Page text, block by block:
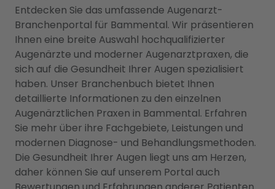
Entdecken Sie das umfassende Augenarzt-
Branchenportal für Bammental. Wir präsentieren
Ihnen eine breite Auswahl hochqualifizierter
Augenärzte und moderner Augenarztpraxen, die
sich auf die Gesundheit Ihrer Augen spezialisiert
haben. Unser Branchenbuch bietet Ihnen
detaillierte Informationen zu den einzelnen
Augenärztlichen Praxen in Bammental. Erfahren
Sie mehr über ihre Fachgebiete, Leistungen und
modernen Diagnose- und Behandlungsmethoden.
Die Gesundheit Ihrer Augen liegt uns am Herzen,
daher können Sie auf unserem Portal auch